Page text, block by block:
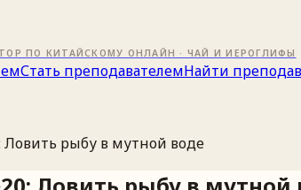
ПО КИТАЙСКОМУ ОНЛАЙН · ЧАЙ И ИЕРОГЛИФЫ
Стать преподавателемНайти
Ловить рыбу в мутной воде